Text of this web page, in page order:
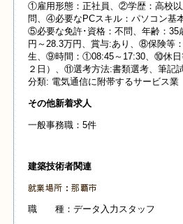
①雇用形態：正社員、②学歴：高校
問、④必要なPCスキル：パソコン基
⑤必要な免許･資格：不問、年齢：
円～28.3万円、賞与:あり、⑧保険等
生、⑨時間：①08:45～17:30、⑩休日
２日）、⑪選考方法:書類選考、筆記
分類: 電気通信に附帯するサービス業
その他新着求人
一般事務職：5件
建築技術者関連
就業場所：那覇市
職 種：データ入力スタッフ